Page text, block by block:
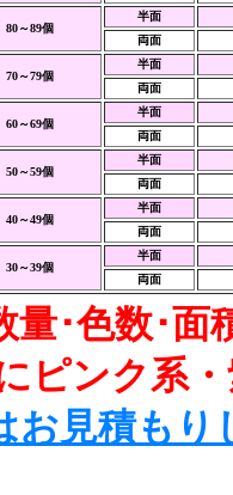
80～89個
半面
両面
70～79個
半面
両面
60～69個
半面
両面
50～59個
半面
両面
40～49個
半面
両面
30～39個
半面
両面
･色数･面
ピンク系
お見積もり